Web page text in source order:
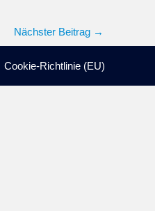
Nächster Beitrag →
Cookie-Richtlinie (EU)